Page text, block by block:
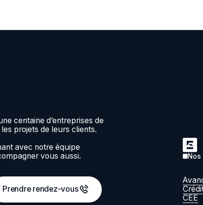
centaine d’entreprises de
projets de leurs clients.
avec notre équipe
vous aussi.
Prendre rendez-vous
Nos
CEE